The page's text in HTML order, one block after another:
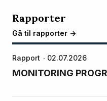
Rapporter
Gå til rapporter ->
Rapport 02.07.2026
MONITORING